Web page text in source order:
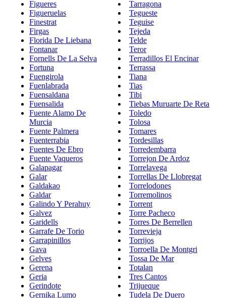
Figueres
Figueruelas
Finestrat
Firgas
Florida De Liebana
Fontanar
Fornells De La Selva
Fortuna
Fuengirola
Fuenlabrada
Fuensaldana
Fuensalida
Fuente Alamo De
Murcia
Fuente Palmera
Fuenterrabia
Fuentes De Ebro
Fuente Vaqueros
Galapagar
Galar
Galdakao
Galdar
Galindo Y Perahuy
Galvez
Garidells
Garrafe De Torio
Garrapinillos
Gava
Gelves
Gerena
Geria
Gerindote
Gernika Lumo
Tarragona
Tegueste
Teguise
Tejeda
Telde
Teror
Terradillos El Encinar
Terrassa
Tiana
Tias
Tibi
Tiebas Muruarte De Reta
Toledo
Tolosa
Tomares
Tordesillas
Torredembarra
Torrejon De Ardoz
Torrelavega
Torrellas De Llobregat
Torrelodones
Torremolinos
Torrent
Torre Pacheco
Torres De Berrellen
Torrevieja
Torrijos
Torroella De Montgri
Tossa De Mar
Totalan
Tres Cantos
Trijueque
Tudela De Duero